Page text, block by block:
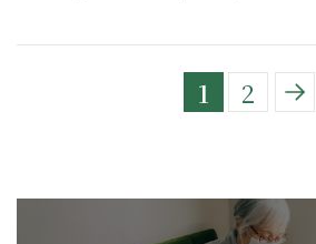
1 2